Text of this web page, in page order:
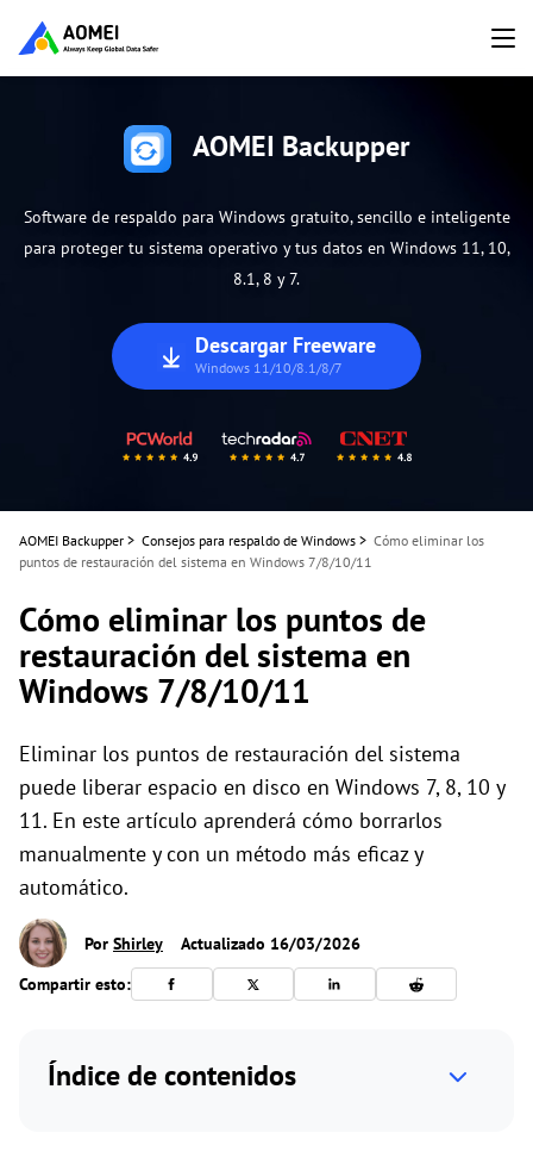
AOMEI Backupper
Software de respaldo para Windows gratuito, sencillo e inteligente
para proteger tu sistema operativo y tus datos en Windows 11, 10,
8.1, 8 y 7.
Descargar Freeware
Windows 11/10/8.1/8/7
AOMEI Backupper > Consejos para respaldo de Windows > Cómo eliminar los
puntos de restauración del sistema en Windows 7/8/10/11
Cómo eliminar los puntos de
restauración del sistema en
Windows 7/8/10/11
Eliminar los puntos de restauración del sistema
puede liberar espacio en disco en Windows 7, 8, 10 y
11. En este artículo aprenderá cómo borrarlos
manualmente y con un método más eficaz y
automático.
Por Shirley
Actualizado 16/03/2026
Compartir esto:
Índice de contenidos